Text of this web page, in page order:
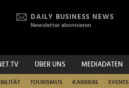
DAILY BUSINESS NEWS
Newsletter abonnieren
ÜBER UNS MEDIADATEN
TOURISMUS KARRIERE EVENTS